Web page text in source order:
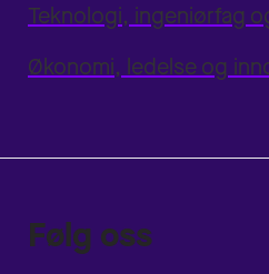
Teknologi, ingeniørfag
Økonomi, ledelse og
Følg oss